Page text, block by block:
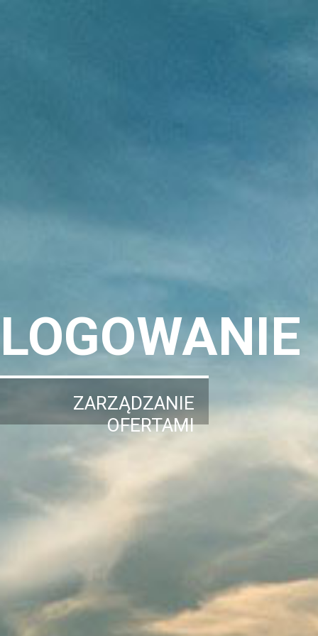
LOGOWANIE
ZARZĄDZANIE
OFERTAMI